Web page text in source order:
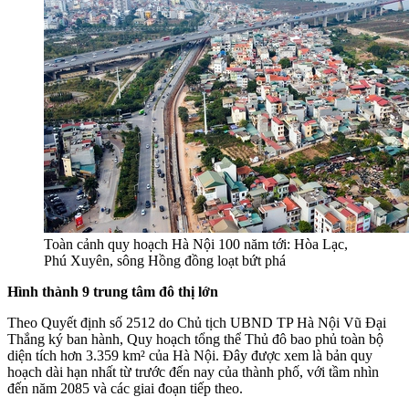
Toàn cảnh quy hoạch Hà Nội 100 năm tới: Hòa Lạc,
Phú Xuyên, sông Hồng đồng loạt bứt phá
Hình thành 9 trung tâm đô thị lớn
Theo Quyết định số 2512 do Chủ tịch UBND TP Hà Nội Vũ Đại
Thắng ký ban hành, Quy hoạch tổng thể Thủ đô bao phủ toàn bộ
diện tích hơn 3.359 km² của Hà Nội. Đây được xem là bản quy
hoạch dài hạn nhất từ trước đến nay của thành phố, với tầm nhìn
đến năm 2085 và các giai đoạn tiếp theo.